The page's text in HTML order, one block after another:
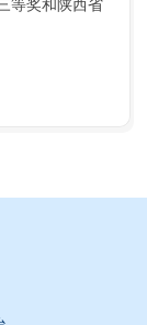
等奖和陕西省